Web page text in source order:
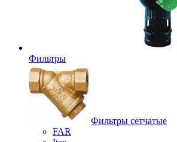
Фильтры
Фильтры сетчатые
FAR